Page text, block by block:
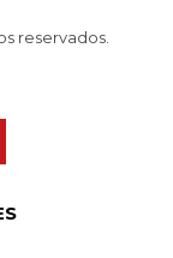
reservados.